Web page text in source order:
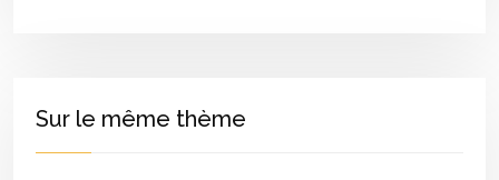
Sur le même thème